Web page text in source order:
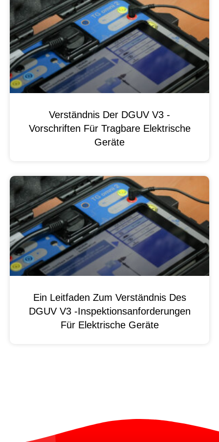
Verständnis Der DGUV V3 -
Vorschriften Für Tragbare Elektrische
Geräte
Ein Leitfaden Zum Verständnis Des
DGUV V3 -Inspektionsanforderungen
Für Elektrische Geräte